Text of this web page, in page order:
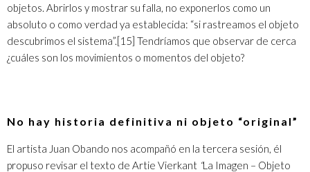
objetos. Abrirlos y mostrar su falla, no exponerlos como un
absoluto o como verdad ya establecida: “si rastreamos el objeto
descubrimos el sistema”.[15] Tendríamos que observar de cerca
¿cuáles son los movimientos o momentos del objeto?
No hay historia definitiva ni objeto “original”
El artista Juan Obando nos acompañó en la tercera sesión, él
propuso revisar el texto de Artie Vierkant “La Imagen – Objeto